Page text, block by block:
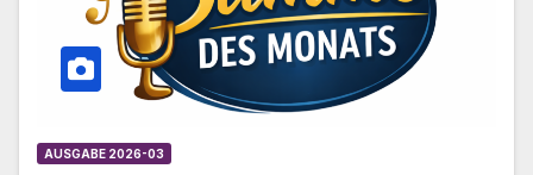
AUSGABE 2026-03